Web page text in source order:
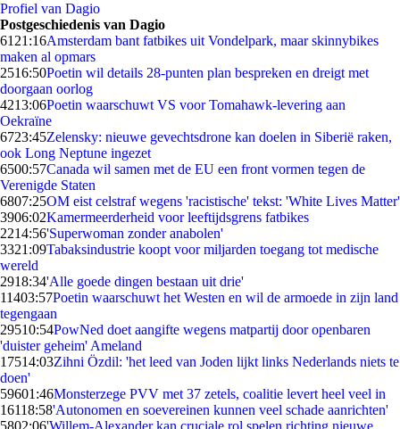
Profiel van Dagio
Postgeschiedenis van Dagio
61 21:16Amsterdam bant fatbikes uit Vondelpark, maar skinnybikes
maken al opmars
2516:50Poetin wil details 28-punten plan bespreken en dreigt met
doorgaan oorlog
4213:06Poetin waarschuwt VS voor Tomahawk-levering aan
Oekraïne
6723:45Zelensky: nieuwe gevechtsdrone kan doelen in Siberië raken,
ook Long Neptune ingezet
6500:57Canada wil samen met de EU een front vormen tegen de
Verenigde Staten
6807:25OM eist celstraf wegens 'racistische' tekst: 'White Lives Matter'
3906:02Kamermeerderheid voor leeftijdsgrens fatbikes
2214:56'Superwoman zonder anabolen'
3321:09Tabaksindustrie koopt voor miljarden toegang tot medische
wereld
2918:34'Alle goede dingen bestaan uit drie'
11403:57Poetin waarschuwt het Westen en wil de armoede in zijn land
tegengaan
29510:54PowNed doet aangifte wegens matpartij door openbaren
'duister geheim' Ameland
17514:03Zihni Özdil: 'het leed van Joden lijkt links Nederlands niets te
doen'
59601:46Monsterzege PVV met 37 zetels, coalitie levert heel veel in
16118:58'Autonomen en soevereinen kunnen veel schade aanrichten'
5802:06'Willem-Alexander kan cruciale rol spelen richting nieuwe